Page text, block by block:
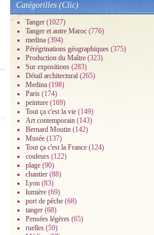
Catégorilles (Clic)
Tanger (1027)
Tanger et autre Maroc (776)
medina (394)
Pérégrinations géographiques (375)
Production du Maître (323)
Sur expositions (283)
Détail architectural (265)
Medina (198)
Paris (174)
peinture (169)
Tout ça c'est la vie (149)
Art contemporain (143)
Bernard Moutin (142)
Musée (137)
Tout ça c'est la France (124)
couleurs (122)
plage (90)
chantier (88)
Lyon (83)
lumière (69)
port de pêche (68)
tanger (68)
Pensées légères (65)
ruelles (59)